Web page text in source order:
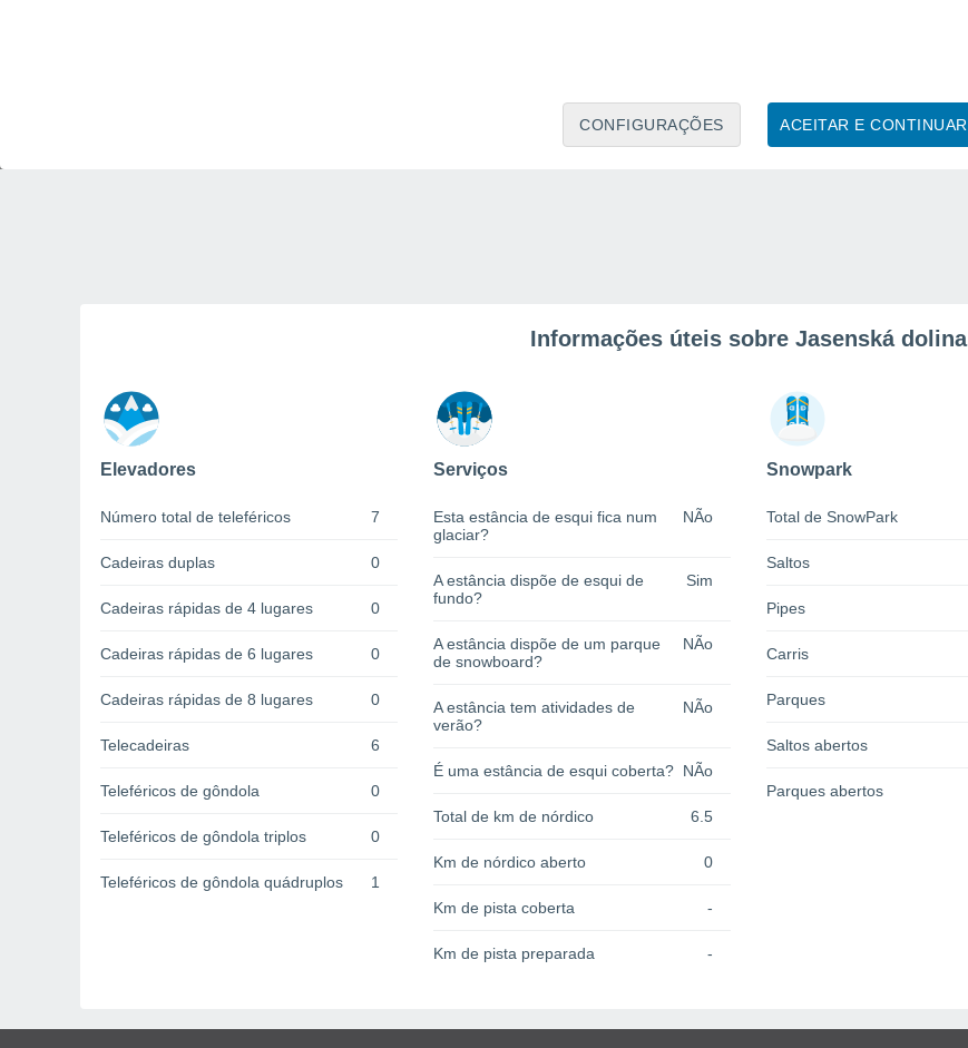
ACEITAR E CONTINUAR
CONFIGURAÇÕES
Informações úteis sobre Jasenská dolina
Elevadores
Número total de teleféricos 7
Cadeiras duplas 0
Cadeiras rápidas de 4 lugares 0
Cadeiras rápidas de 6 lugares 0
Cadeiras rápidas de 8 lugares 0
Telecadeiras 6
Teleféricos de gôndola 0
Teleféricos de gôndola triplos 0
Teleféricos de gôndola quádruplos 1
Serviços
Esta estância de esqui fica num
glaciar?
NÃo
A estância dispõe de esqui de
fundo?
Sim
A estância dispõe de um parque
de snowboard?
NÃo
A estância tem atividades de
verão?
NÃo
É uma estância de esqui coberta? NÃo
Total de km de nórdico 6.5
Km de nórdico aberto 0
Km de pista coberta -
Km de pista preparada -
Snowpark
Total de SnowPark
Saltos
Pipes
Carris
Parques
Saltos abertos
Parques abertos